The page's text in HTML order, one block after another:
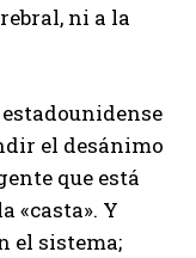
ni a la
el desánimo
que está
«casta». Y
el sistema;